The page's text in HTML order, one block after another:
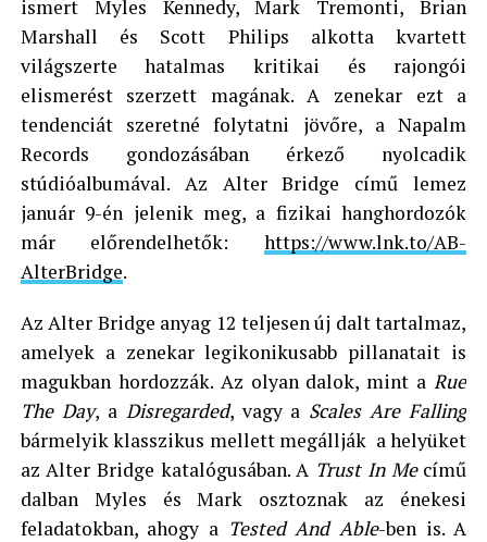
ismert Myles Kennedy, Mark Tremonti, Brian
Marshall és Scott Philips alkotta kvartett
világszerte hatalmas kritikai és rajongói
elismerést szerzett magának. A zenekar ezt a
tendenciát szeretné folytatni jövőre, a Napalm
Records gondozásában érkező nyolcadik
stúdióalbumával. Az Alter Bridge című lemez
január 9-én jelenik meg, a fizikai hanghordozók
már előrendelhetők:https://www.lnk.to/AB-
AlterBridge.
Az Alter Bridge anyag 12 teljesen új dalt tartalmaz,
amelyek a zenekar legikonikusabb pillanatait is
magukban hordozzák. Az olyan dalok, mint aRue
The Day, a Disregarded, vagy a Scales Are Falling
bármelyik klasszikus mellett megállják a helyüket
az Alter Bridge katalógusában. A Trust In Mecímű
dalban Myles és Mark osztoznak az énekesi
feladatokban, ahogy a Tested And Able-ben is. A